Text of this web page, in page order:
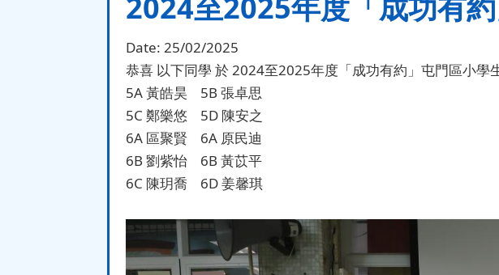
2024至2025年度「成功有
Date: 25/02/2025
恭喜 以下同學 於 2024至2025年度「成功有約」屯門區小
5A 黃皓昊 5B 張卓思
5C 鄭樂悠 5D 陳安之
6A 區聚賢 6A 原民迪
6B 劉紫怡 6B 黃苡平
6C 陳玥喬 6D 姜馨琪